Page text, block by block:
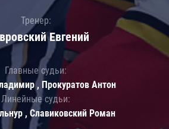
Тренер:
Евгений
Главные судьи:
, Прокуратов Антон
Линейные судьи:
, Славиковский Роман